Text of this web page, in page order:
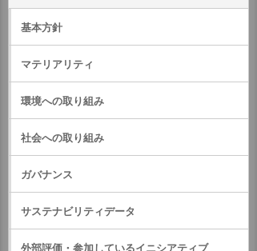
基本方針
マテリアリティ
環境への取り組み
社会への取り組み
ガバナンス
サステナビリティデータ
外部評価・参加しているイニシアティブ